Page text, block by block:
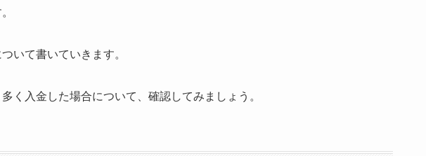
いて書いていきます。
く入金した場合について、確認してみましょう。